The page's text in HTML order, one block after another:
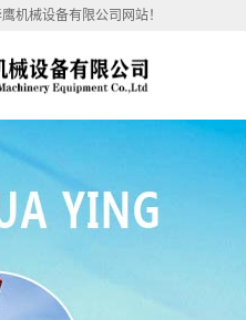
机械设备有限公司网站！